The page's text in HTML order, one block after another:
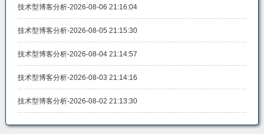
技术型博客分析-2026-08-06 21:16:04
技术型博客分析-2026-08-05 21:15:30
技术型博客分析-2026-08-04 21:14:57
技术型博客分析-2026-08-03 21:14:16
技术型博客分析-2026-08-02 21:13:30